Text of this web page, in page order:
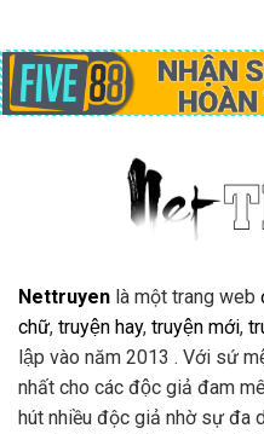
Nettruyen là một trang web
chữ, truyện hay, truyện mới,
lập vào năm 2013 . Với sứ
nhất cho các độc giả đam
hút nhiều độc giả nhờ sự đa